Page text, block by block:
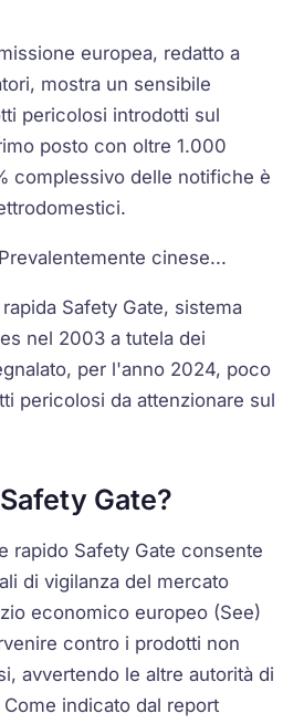
europea, redatto a
mostra un sensibile
pericolosi introdotti sul
posto con oltre 1.000
complessivo delle notifiche è
cinese...
Safety Gate, sistema
nel 2003 a tutela dei
per l'anno 2024, poco
pericolosi da attenzionare sul
Gate?
rapido Safety Gate consente
di vigilanza del mercato
economico europeo (See)
contro i prodotti non
avvertendo le altre autorità di
indicato dal report